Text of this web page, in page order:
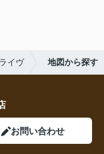
イヴ 地図から探す
お問い合わせ